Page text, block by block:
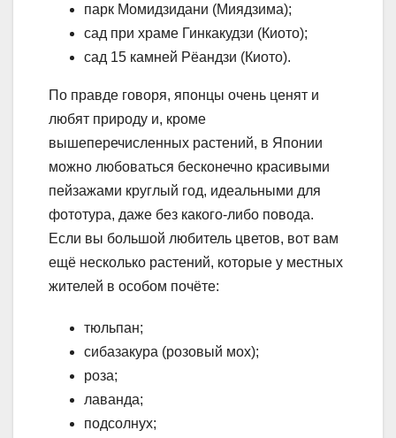
парк Момидзидани (Миядзима);
сад при храме Гинкакудзи (Киото);
сад 15 камней Рёандзи (Киото).
По правде говоря, японцы очень ценят и
любят природу и, кроме
вышеперечисленных растений, в Японии
можно любоваться бесконечно красивыми
пейзажами круглый год, идеальными для
фототура, даже без какого-либо повода.
Если вы большой любитель цветов, вот вам
ещё несколько растений, которые у местных
жителей в особом почёте:
тюльпан;
сибазакура (розовый мох);
роза;
лаванда;
подсолнух;